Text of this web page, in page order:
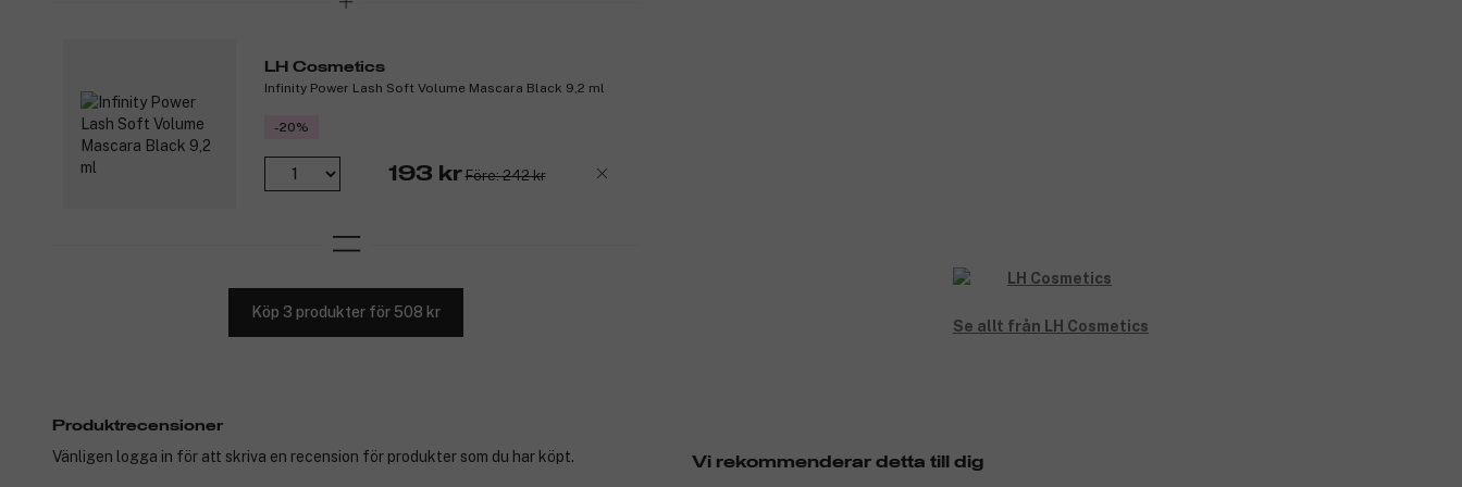
LH Cosmetics
Infinity Power Lash Soft Volume Mascara Black 9,2 ml
-20%
193 kr Före: 242 kr
Köp 3 produkter för 508 kr
Se allt från LH Cosmetics
Vi rekommenderar detta till dig
Produktrecensioner
Vänligen logga in för att skriva en recension för produkter som du har köpt.